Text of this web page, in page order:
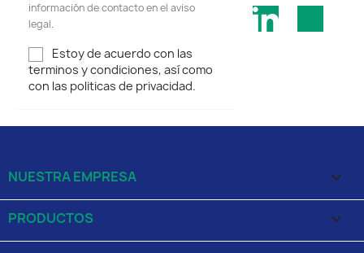
información de contacto en el aviso
legal.
Estoy de acuerdo con las
terminos y condiciones, así como
con las politicas de privacidad.
LinkedIn
NUESTRA EMPRESA 
PRODUCTOS 